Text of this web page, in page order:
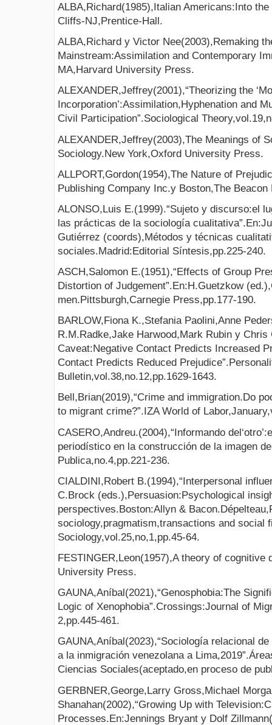
ALBA,Richard(1985),Italian Americans:Into
Cliffs-NJ,Prentice-Hall.
ALBA,Richard y Victor Nee(2003),Remaking
Mainstream:Assimilation and Contemporary
MA,Harvard University Press.
ALEXANDER,Jeffrey(2001),“Theorizing the
Incorporation’:Assimilation,Hyphenation and
Civil Participation”.Sociological
ALEXANDER,Jeffrey(2003),The Meanings of
Sociology.New York,Oxford University Press.
ALLPORT,Gordon(1954),The Nature of
Publishing Company Inc.y Boston,The Beacon
ALONSO,Luis E.(1999).“Sujeto y discurso:el
las prácticas de la sociología
Gutiérrez (coords),Métodos y técnicas
sociales.Madrid:Editorial Síntesis,pp.225-240.
ASCH,Salomon E.(1951),“Effects of Group
Distortion of Judgement”.En:H.Guetzkow
men.Pittsburgh,Carnegie Press,pp.177-190.
BARLOW,Fiona K.,Stefania Paolini,Anne
R.M.Radke,Jake Harwood,Mark Rubin y Chris
Caveat:Negative Contact Predicts Increased
Contact Predicts Reduced
Bulletin,vol.38,no.12,pp.1629-1643.
Bell,Brian(2019),“Crime and immigration.Do
to migrant crime?”.IZA World of
CASERO,Andreu.(2004),“Informando
periodístico en la construcción de la imagen
Publica,no.4,pp.221-236.
CIALDINI,Robert B.(1994),“Interpersonal
C.Brock (eds.),Persuasion:Psychological
perspectives.Boston:Allyn &
sociology,pragmatism,transactions and social
Sociology,vol.25,no,1,pp.45-64.
FESTINGER,Leon(1957),A theory of cognitive
University Press.
GAUNA,Aníbal(2021),“Genosphobia:The
Logic of Xenophobia”.Crossings:Journal of
2,pp.445-461.
GAUNA,Aníbal(2023),“Sociología relacional
a la inmigración venezolana a
Ciencias Sociales(aceptado,en proceso de
GERBNER,George,Larry Gross,Michael
Shanahan(2002),“Growing Up with
Processes.En:Jennings Bryant y Dolf